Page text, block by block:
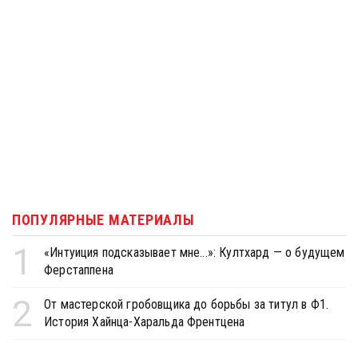
ПОПУЛЯРНЫЕ МАТЕРИАЛЫ
1
«Интуиция подсказывает мне...»: Култхард — о будущем
Ферстаппена
2
От мастерской гробовщика до борьбы за титул в Ф1.
История Хайнца-Харальда Френтцена